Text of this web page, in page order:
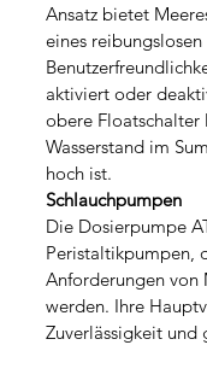
Ansatz bietet
eines
aktiviert oder
obere Floatschalter
Wasserstand im
hoch ist.
Schlauchpumpen
Die Dosierpumpe
Peristaltikpumpen,
Anforderungen von
werden. Ihre
Zuverlässigkeit und